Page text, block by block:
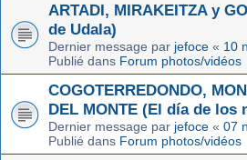
ARTADI, MIRAKEITZA y
de Udala)
Dernier message par jefoce « 10
Publié dans Forum photos/vidéos
COGOTERREDONDO,
DEL MONTE (El día de los
Dernier message par jefoce « 07
Publié dans Forum photos/vidéos